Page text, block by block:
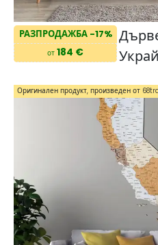
РАЗПРОДАЖБА -17%
от 184 €
Оригинален продукт, произведен от